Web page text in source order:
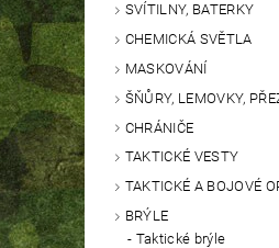
SVÍTILNY, BATERKY
CHEMICKÁ SVĚTLA
MASKOVÁNÍ
ŠŇŮRY, LEMOVKY,
CHRÁNIČE
TAKTICKÉ VESTY
TAKTICKÉ A BOJOVÉ
BRÝLE
Taktické brýle